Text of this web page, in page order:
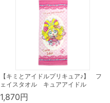
【キミとアイドルプリキュア♪】 フ
ェイスタオル キュアアイドル
1,870円